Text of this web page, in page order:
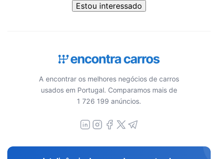
Estou interessado
A encontrar os melhores negócios de carros
usados em Portugal. Comparamos mais de
1 726 199 anúncios.